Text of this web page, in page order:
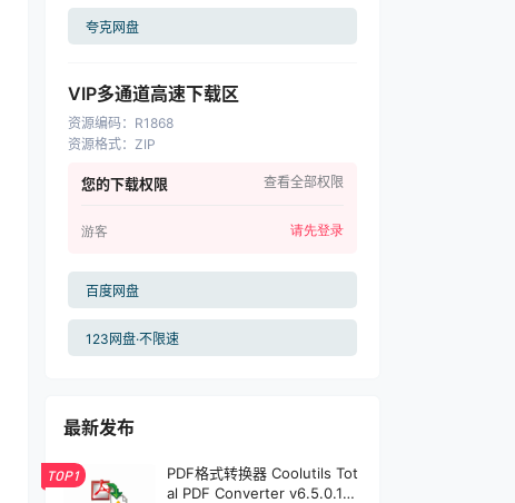
夸克网盘
VIP多通道高速下载区
资源编码： R1868
资源格式： ZIP
您的下载权限 查看全部权限
游客 请先登录
百度网盘
123网盘·不限速
最新发布
TOP1
PDF格式转换器 Coolutils Tot
al PDF Converter v6.5.0.191